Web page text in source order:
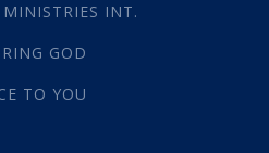
(1)
INT.
GOD
TO YOU